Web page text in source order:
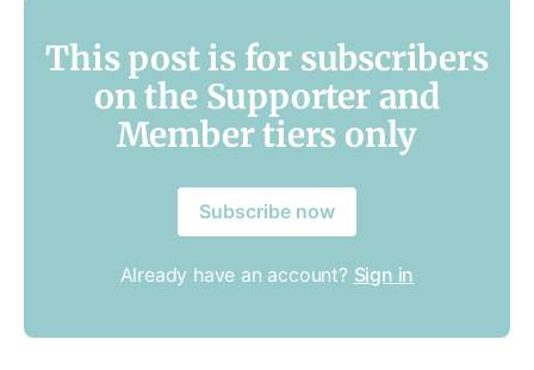
This post is for subscribers
on the Supporter and
Member tiers only
Subscribe now
Already have an account? Sign in